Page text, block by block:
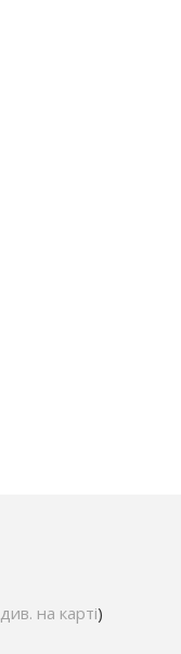
див. на карті)